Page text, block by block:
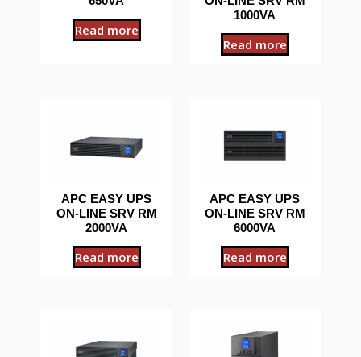
Read more
1000VA
Read more
APC EASY UPS
ON-LINE SRV RM
2000VA
Read more
APC EASY UPS
ON-LINE SRV RM
6000VA
Read more